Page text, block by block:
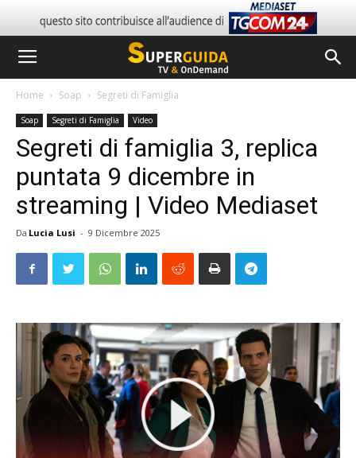
Home Soap Segreti di Famiglia
Soap Segreti di Famiglia Video
Segreti di famiglia 3, replica
puntata 9 dicembre in
streaming | Video Mediaset
Da Lucia Lusi - 9 Dicembre 2025